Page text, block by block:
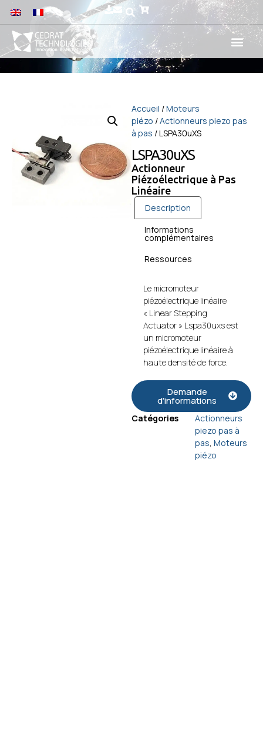
Accueil /Moteurs
piézo /Actionneurs piezo pas
à pas / LSPA30uXS
LSPA30uXS
Actionneur
Piézoélectrique à Pas
Linéaire
Description
Informations
complémentaires
Ressources
Le micromoteur
piézoélectrique linéaire
« Linear Stepping
Actuator » Lspa30uxs est
un micromoteur
piézoélectrique linéaire à
haute densité de force.
Demande
d'informations
Catégories
Actionneurs
piezo pas à
pas Moteurs
piézo